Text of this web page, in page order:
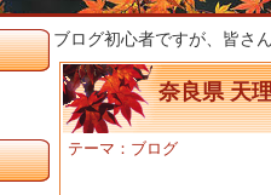
ブログ初心者ですが、皆さ
奈良県 天
テーマ： ブログ